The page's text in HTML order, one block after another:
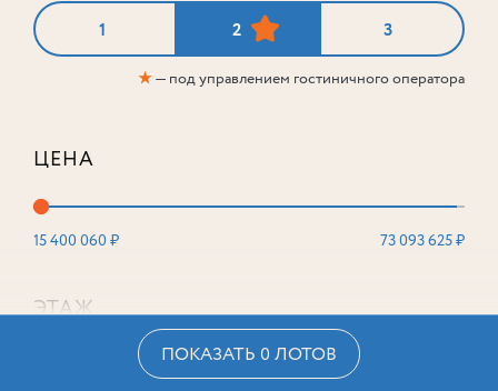
1 2 3
★— под управлением гостиничного оператора
ЦЕНА
15 400 060 ₽ 73 093 625 ₽
ЭТАЖ
ПОКАЗАТЬ 0 ЛОТОВ